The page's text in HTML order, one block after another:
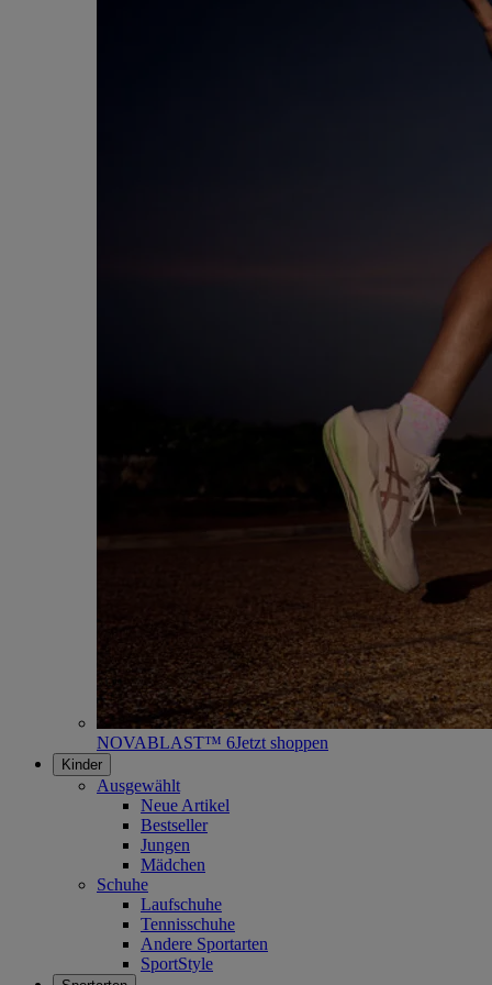
NOVABLAST™ 6Jetzt shoppen
Kinder
Ausgewählt
Neue Artikel
Bestseller
Jungen
Mädchen
Schuhe
Laufschuhe
Tennisschuhe
Andere Sportarten
SportStyle